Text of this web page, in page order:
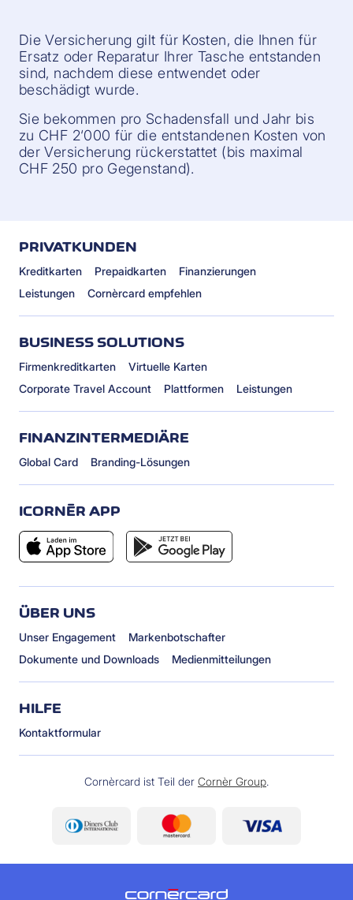
Die Versicherung gilt für Kosten, die Ihnen für
Ersatz oder Reparatur Ihrer Tasche entstanden
sind, nachdem diese entwendet oder
beschädigt wurde.
Sie bekommen pro Schadensfall und Jahr bis
zu CHF 2‘000 für die entstandenen Kosten von
der Versicherung rückerstattet (bis maximal
CHF 250 pro Gegenstand).
PRIVATKUNDEN
Kreditkarten Prepaidkarten
Finanzierungen
Leistungen
Cornèrcard empfehlen
BUSINESS SOLUTIONS
Firmenkreditkarten
Virtuelle Karten
Corporate Travel Account
Plattformen Leistungen
FINANZINTERMEDIÄRE
Global Card Branding-Lösungen
ICORNÈR APP
ÜBER UNS
Unser Engagement
Markenbotschafter
Dokumente und Downloads
Medienmitteilungen
HILFE
Kontaktformular
Cornèrcard ist Teil der Cornèr Group.